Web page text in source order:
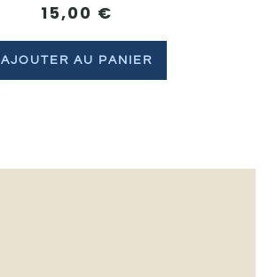
15,00 €
AJOUTER AU PANIER